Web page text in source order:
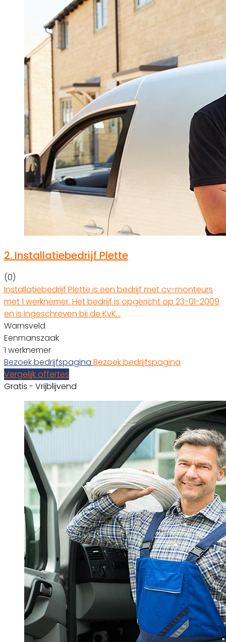
2. Installatiebedrijf Plette
(0)
Installatiebedrijf Plette is een bedrijf met cv-monteurs
met 1 werknemer. Het bedrijf is opgericht op 23-01-2009
en is ingeschreven bij de KvK…
Warnsveld
Eenmanszaak
1 werknemer
Bezoek bedrijfspagina Bezoek bedrijfspagina
Vergelijk offertes
Gratis - Vrijblijvend